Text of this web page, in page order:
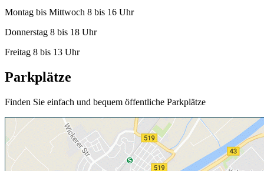
Montag bis Mittwoch 8 bis 16 Uhr
Donnerstag 8 bis 18 Uhr
Freitag 8 bis 13 Uhr
Parkplätze
Finden Sie einfach und bequem öffentliche Parkplätze